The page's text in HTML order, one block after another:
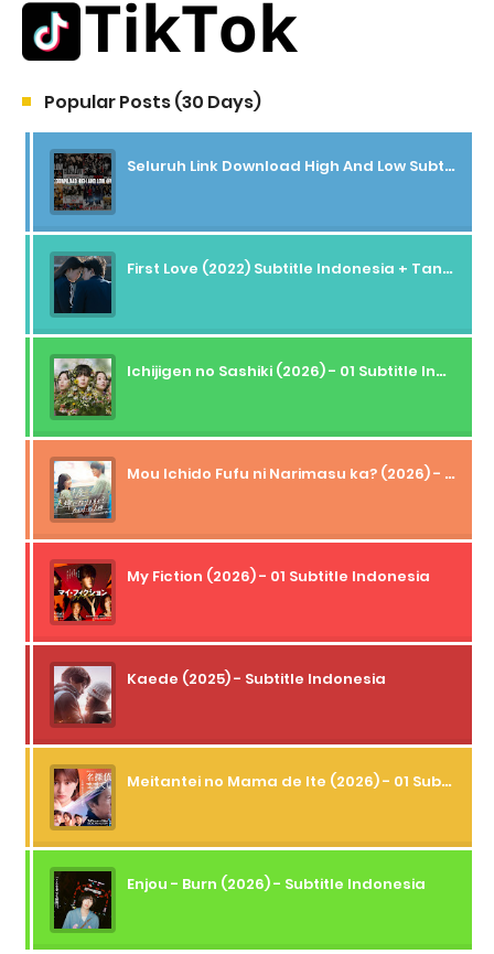
Popular Posts (30 Days)
Seluruh Link Download High And Low Subtitle Indonesia
First Love (2022) Subtitle Indonesia + Tanpa Iklan + Streaming + 1080p
Ichijigen no Sashiki (2026) - 01 Subtitle Indonesia
Mou Ichido Fufu ni Narimasu ka? (2026) - 01 Subtitle Indonesia
My Fiction (2026) - 01 Subtitle Indonesia
Kaede (2025) - Subtitle Indonesia
Meitantei no Mama de Ite (2026) - 01 Subtitle Indonesia
Enjou - Burn (2026) - Subtitle Indonesia